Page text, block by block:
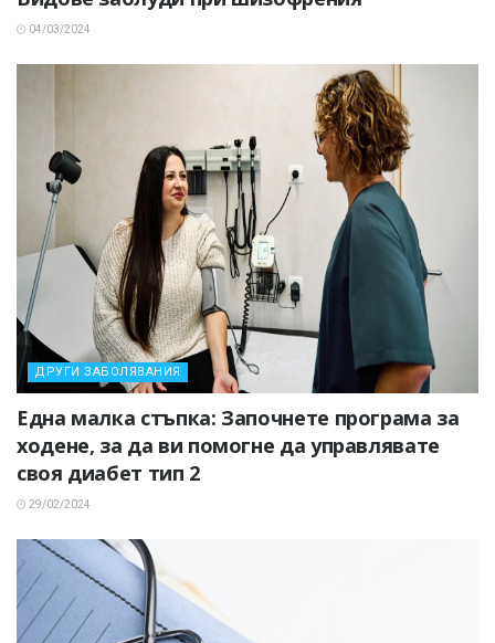
04/03/2024
ДРУГИ ЗАБОЛЯВАНИЯ
Една малка стъпка: Започнете програма за
ходене, за да ви помогне да управлявате
своя диабет тип 2
29/02/2024